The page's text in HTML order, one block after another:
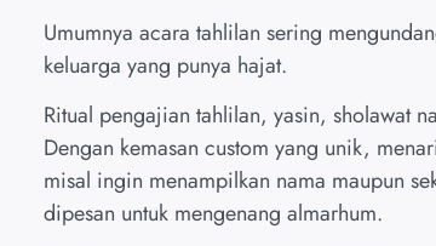
Umumnya acara tahlilan sering
keluarga yang punya hajat.
Ritual pengajian tahlilan, yasin, sholawat
Dengan kemasan custom yang unik,
misal ingin menampilkan nama maupun
dipesan untuk mengenang almarhum.